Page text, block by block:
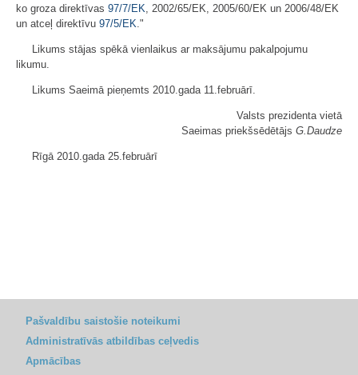
ko groza direktīvas 97/7/EK, 2002/65/EK, 2005/60/EK un 2006/48/EK
un atceļ direktīvu 97/5/EK."
Likums stājas spēkā vienlaikus ar maksājumu pakalpojumu
likumu.
Likums Saeimā pieņemts 2010.gada 11.februārī.
Valsts prezidenta vietā
Saeimas priekšsēdētājs G.Daudze
Rīgā 2010.gada 25.februārī
Pašvaldību saistošie noteikumi
Administratīvās atbildības ceļvedis
Apmācības